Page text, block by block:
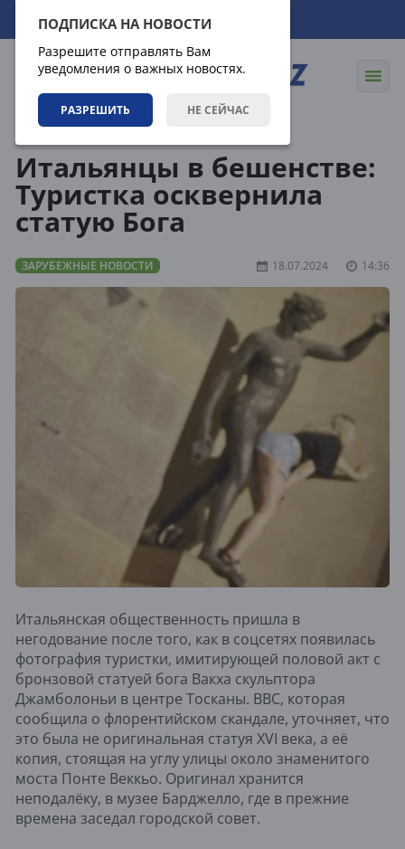
ПОДПИСКА НА НОВОСТИ
Разрешите отправлять Вам
уведомления о важных новостях.
РАЗРЕШИТЬ НЕ СЕЙЧАС
07.08.2026 20:56:22
Итальянцы в бешенстве:
Туристка осквернила
статую Бога
ЗАРУБЕЖНЫЕ НОВОСТИ 18.07.2024 14:36
Итальянская общественность пришла в
негодование после того, как в соцсетях появилась
фотография туристки, имитирующей половой акт c
бронзовой статуей бога Вакха скульптора
Джамболоньи в центре Тосканы. BBC, которая
сообщила о флорентийском скандале, уточняет, что
это была не оригинальная статуя XVI века, а её
копия, стоящая на углу улицы около знаменитого
моста Понте Веккьо. Оригинал хранится
неподалёку, в музее Барджелло, где в прежние
времена заседал городской совет.